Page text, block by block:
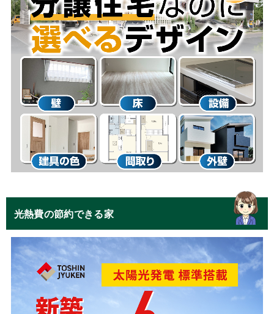
光熱費の節約できる家